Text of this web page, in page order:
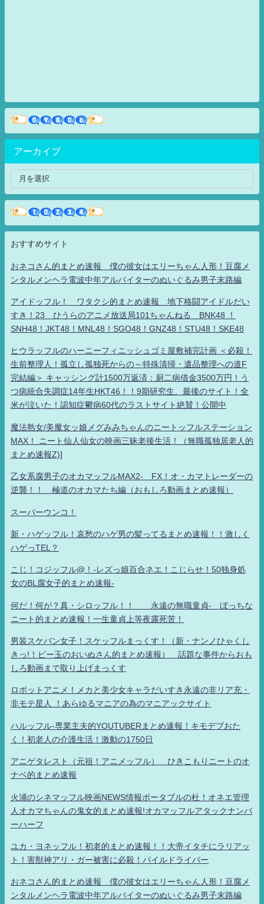
アーカイブ
おすすめサイト
おネコさん的まとめ速報 僕の彼女はエリーちゃん人形！豆腐メ
ンタルメンヘラ電波中年アルバイターのぬいぐるみ男子末路編
アイドッフル！ ワタクシ的まとめ速報 地下格闘アイドルだい
すき！23 ひうらのアニメ放送局101ちゃんねる BNK48 ！
SNH48！JKT48！MNL48！SGO48！GNZ48！STU48！SKE48
ヒウラッフルのハーニーフィニッシュゴミ屋敷補完計画 ＜必殺！
生前整理人！孤立し孤独死からの～特殊清掃・遺品整理への道F
完結編＞ キャッシング計1500万返済：厨二病借金3500万円！う
つ病統合失調症14年生HKT46！！9期研究生、最後のサイト！全
米が泣いた！認知症鬱病60代のラストサイト絶賛！公開中
魔法熟女/美魔女ッ娘メグみみちゃんのニートッフルステーション
MAX！ ニート仙人仙女の映画三昧老後生活！（無職孤独居老人的
まとめ速報Z)]
乙女系腐男子のオカマッフルMAX2- FX！オ・カマトレーダーの
逆襲！！ 極道のオカマたち編（おもしろ動画まとめ速報）
スーパーウンコ！
新・ハゲッフル！哀愁のハゲ男の髪ってるまとめ速報！！激しく
ハゲっTEL？
こじ！コジッフル@！-レズっ娘百合ネエ！こじらせ！50独身処
女のBL腐女子的まとめ速報-
何だ！何が？真・シロッフル！！ 永遠の無職童貞- ぼっちな
ニート的まとめ速報！一生童貞上等夜露死苦！
男装スケバン女子！スケッフルまっくす！（新・ナンノひゃくし
きっ!！ビー玉のおいぬさん的まとめ速報） 話題な事件からおも
しろ動画まで取り上げまっくす
ロボットアニメ！メカと美少女キャラだいすき永遠の非リア充・
非モテ星人 ！あらゆるマニアの為のマニアックサイト
ハルッフル-専業主夫的YOUTUBERまとめ速報！キモデブおた
く！初老人の介護生活！激動の1750日
アニゲタレスト（元祖！アニメッフル） ひきこもりニートのオ
ナベ的まとめ速報
火浦のシネマッフル映画NEWS情報ポータブルの杜！オネエ管理
人オカマちゃんの鬼女的まとめ速報!オカマッフルアタックナンバ
ーハーフ
ユカ・ヨネッフル！初老的まとめ速報！！大帝イタチにラリアッ
ト！害獣神アリ・ガー被害に必殺！パイルドライバー
おネコさん的まとめ速報 僕の彼女はエリーちゃん人形！豆腐メ
ンタルメンヘラ電波中年アルバイターのぬいぐるみ男子末路編